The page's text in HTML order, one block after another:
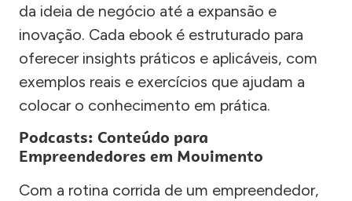
da ideia de negócio até a expansão e
inovação. Cada ebook é estruturado para
oferecer insights práticos e aplicáveis, com
exemplos reais e exercícios que ajudam a
colocar o conhecimento em prática.
Podcasts: Conteúdo para
Empreendedores em Movimento
Com a rotina corrida de um empreendedor,